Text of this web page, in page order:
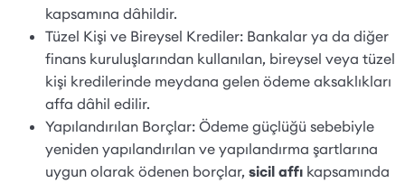
kapsamına dâhildir.
Tüzel Kişi ve Bireysel Krediler: Bankalar ya da diğer
finans kuruluşlarından kullanılan, bireysel veya tüzel
kişi kredilerinde meydana gelen ödeme aksaklıkları
affa dâhil edilir.
Yapılandırılan Borçlar: Ödeme güçlüğü sebebiyle
yeniden yapılandırılan ve yapılandırma şartlarına
uygun olarak ödenen borçlar, sicil affı kapsamında